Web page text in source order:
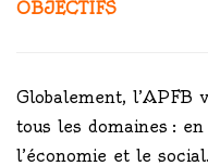
OBJECTIFS
Globalement,
tous les domaines :
l’économie et le social.